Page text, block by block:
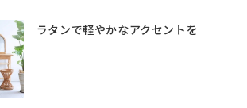
ラタンで軽やかなアクセントを